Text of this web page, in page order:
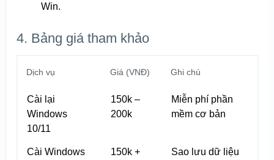
Win.
4. Bảng giá tham khảo
Dịch vụ Giá (VNĐ) Ghi chú
Cài lại
Windows
10/11
150k –
200k
Miễn phí phần
mềm cơ bản
Cài Windows
150k +
Sao lưu dữ liệu